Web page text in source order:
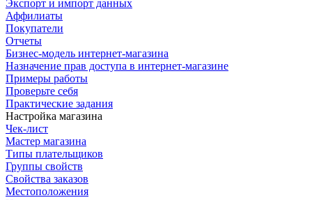
Экспорт и импорт данных
Аффилиаты
Покупатели
Отчеты
Бизнес-модель интернет-магазина
Назначение прав доступа в интернет-магазине
Примеры работы
Проверьте себя
Практические задания
Настройка магазина
Чек-лист
Мастер магазина
Типы плательщиков
Группы свойств
Свойства заказов
Местоположения